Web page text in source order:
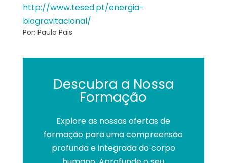
http://www.tesed.pt/energia-
biogravitacional/
Por: Paulo Pais
Descubra a Nossa
Formação
Explore as nossas ofertas de
formação para uma compreensão
profunda e integrada do corpo